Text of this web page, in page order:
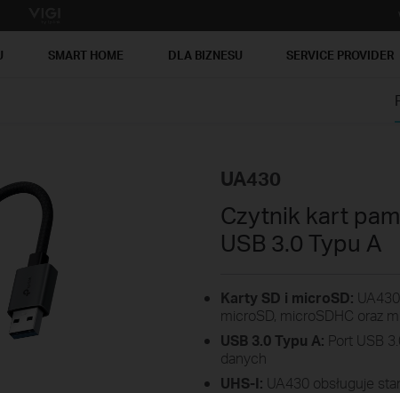
SMART HOME DLA BIZNESU SERVICE PROVIDER
UA430
Czytnik kart
USB 3.0 Typu A
Karty SD i microSD:
microSD, microSDHC oraz
USB 3.0 Typu A: Port USB
danych
UHS-I: UA430 obsługuje